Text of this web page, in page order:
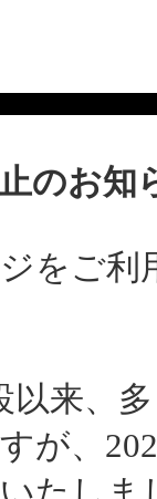
のお知
をご
以来、
が、